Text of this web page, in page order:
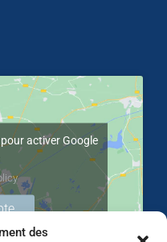
des
activer Google